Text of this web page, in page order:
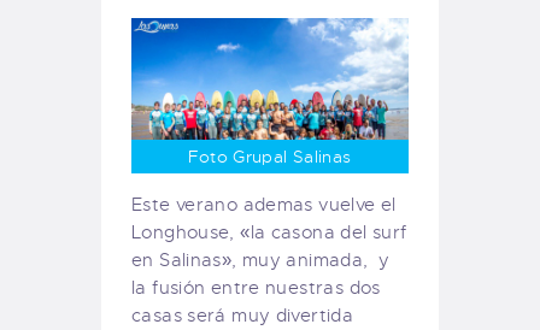
Foto Grupal Salinas
Este verano ademas vuelve el
Longhouse, «la casona del surf
en Salinas», muy animada, y
la fusión entre nuestras dos
casas será muy divertida